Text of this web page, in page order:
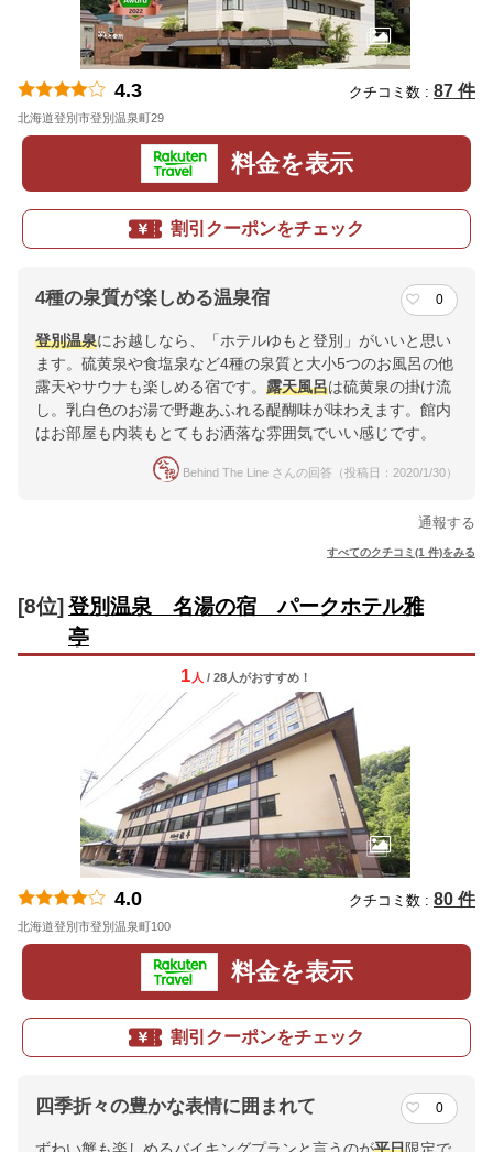
4.3 クチコミ数 : 87 件
北海道登別市登別温泉町29
料金を表示
割引クーポンをチェック
4種の泉質が楽しめる温泉宿 0
登別温泉にお越しなら、「ホテルゆもと登別」がいいと思い
ます。硫黄泉や食塩泉など4種の泉質と大小5つのお風呂の他
露天やサウナも楽しめる宿です。 露天風呂は硫黄泉の掛け流
し。乳白色のお湯で野趣あふれる醍醐味が味わえます。館内
はお部屋も内装もとてもお洒落な雰囲気でいい感じです。
Behind The Line さんの回答（投稿日：2020/1/30）
通報する
すべてのクチコミ(1 件)をみる
[8位] 登別温泉 名湯の宿 パークホテル雅
亭
1 人 / 28人がおすすめ！
4.0 クチコミ数 : 80 件
北海道登別市登別温泉町100
料金を表示
割引クーポンをチェック
四季折々の豊かな表情に囲まれて 0